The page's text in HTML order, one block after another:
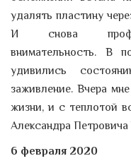
удалять пластину
И снова
внимательность. В
удивились
заживление. Вчера
жизни, и с теплотой
Александра
6 февраля 2020